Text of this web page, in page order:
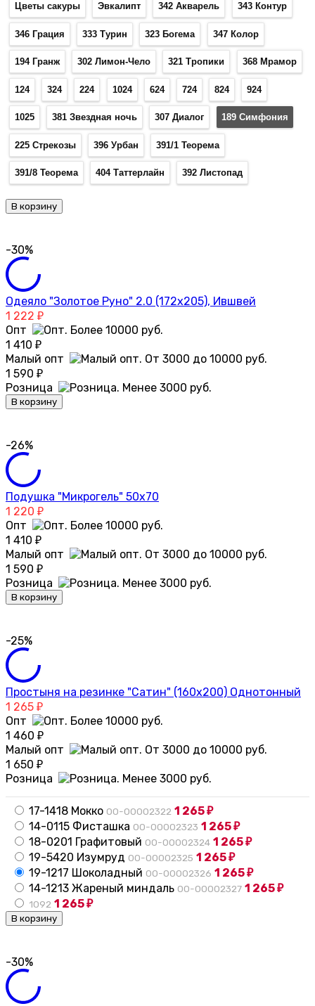
Цветы сакуры Эвкалипт 342 Акварель 343 Контур
346 Грация 333 Турин 323 Богема 347 Колор
194 Гранж 302 Лимон-Чело 321 Тропики 368 Мрамор
124 324 224 1024 624 724 824 924
1025 381 Звездная ночь 307 Диалог 189 Симфония
225 Стрекозы 396 Урбан 391/1 Теорема
391/8 Теорема 404 Таттерлайн 392 Листопад
В корзину
-30%
Одеяло "Золотое Руно" 2.0 (172х205), Ившвей
1 222 ₽
Опт
1 410 ₽
Малый опт
1 590 ₽
Розница
В корзину
-26%
Подушка "Микрогель" 50х70
1 220 ₽
Опт
1 410 ₽
Малый опт
1 590 ₽
Розница
В корзину
-25%
Простыня на резинке "Сатин" (160х200) Однотонный
1 265 ₽
Опт
1 460 ₽
Малый опт
1 650 ₽
Розница
17-1418 Мокко 00-00002322 1 265 ₽
14-0115 Фисташка 00-00002323 1 265 ₽
18-0201 Графитовый 00-00002324 1 265 ₽
19-5420 Изумруд 00-00002325 1 265 ₽
19-1217 Шоколадный 00-00002326 1 265 ₽
14-1213 Жареный миндаль 00-00002327 1 265 ₽
1092 1 265 ₽
В корзину
-30%